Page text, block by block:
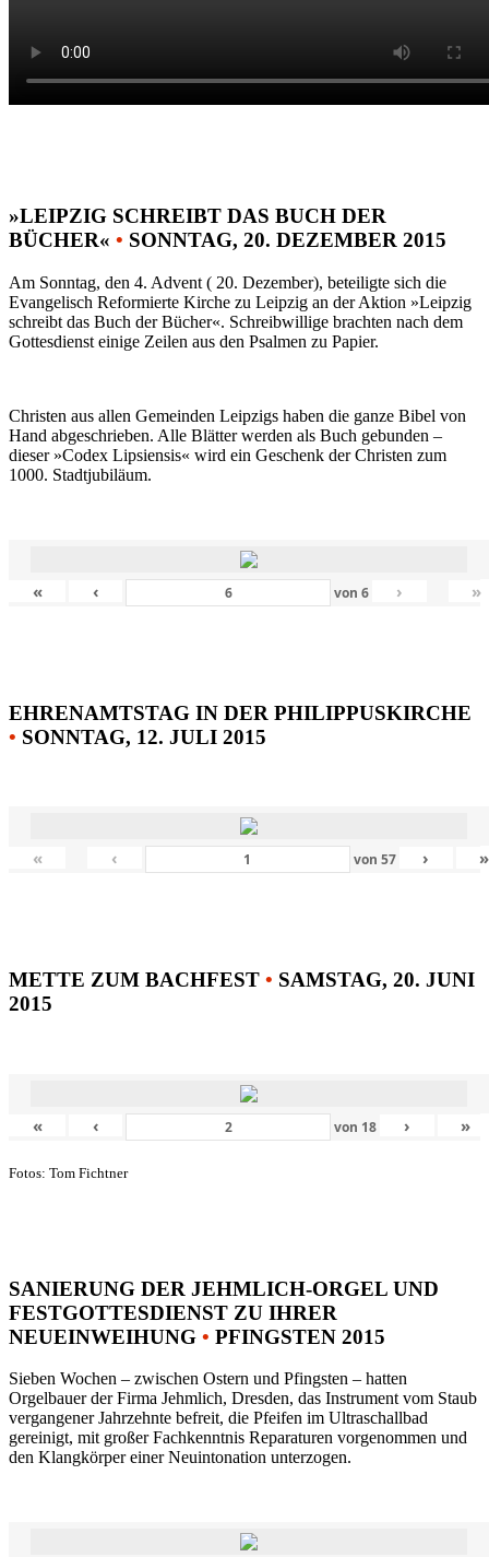
»LEIPZIG SCHREIBT DAS BUCH DER
BÜCHER« • SONNTAG, 20. DEZEMBER 2015
Am Sonntag, den 4. Advent ( 20. Dezember), beteiligte sich die
Evangelisch Reformierte Kirche zu Leipzig an der Aktion »Leipzig
schreibt das Buch der Bücher«. Schreibwillige brachten nach dem
Gottesdienst einige Zeilen aus den Psalmen zu Papier.
Christen aus allen Gemeinden Leipzigs haben die ganze Bibel von
Hand abgeschrieben. Alle Blätter werden als Buch gebunden –
dieser »Codex Lipsiensis« wird ein Geschenk der Christen zum
1000. Stadtjubiläum.
« ‹ von6 › »
EHRENAMTSTAG IN DER PHILIPPUSKIRCHE
• SONNTAG, 12. JULI 2015
« ‹ von 57 › »
METTE ZUM BACHFEST • SAMSTAG, 20. JUNI
2015
« ‹ von 18 › »
Fotos: Tom Fichtner
SANIERUNG DER JEHMLICH-ORGEL UND
FESTGOTTESDIENST ZU IHRER
NEUEINWEIHUNG • PFINGSTEN 2015
Sieben Wochen – zwischen Ostern und Pfingsten – hatten
Orgelbauer der Firma Jehmlich, Dresden, das Instrument vom Staub
vergangener Jahrzehnte befreit, die Pfeifen im Ultraschallbad
gereinigt, mit großer Fachkenntnis Reparaturen vorgenommen und
den Klangkörper einer Neuintonation unterzogen.